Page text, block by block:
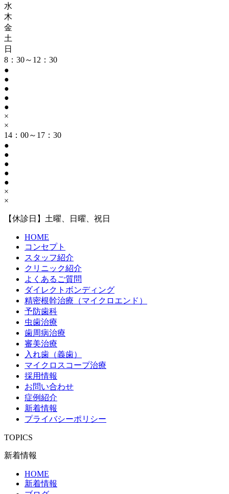
水
木
金
土
日
8：30～12：30
●
●
●
●
●
×
×
14：00～17：30
●
●
●
●
●
×
×
【休診日】土曜、日曜、祝日
HOME
コンセプト
スタッフ紹介
クリニック紹介
よくあるご質問
ダイレクトボンディング
精密根幹治療（マイクロエンド）
予防歯科
虫歯治療
歯周病治療
審美治療
入れ歯（義歯）
マイクロスコープ治療
採用情報
お問い合わせ
症例紹介
新着情報
プライバシーポリシー
TOPICS
新着情報
HOME
新着情報